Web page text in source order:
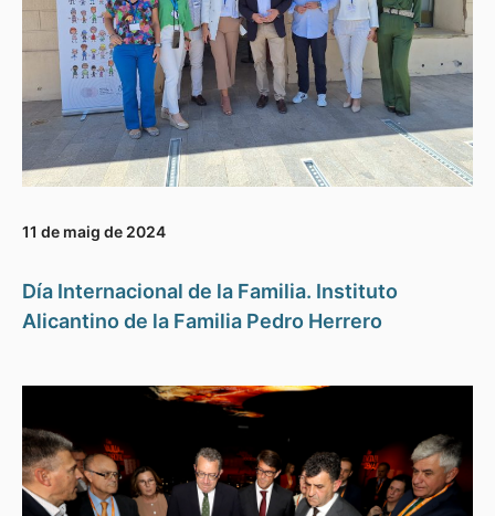
11 de maig de 2024
Día Internacional de la Familia. Instituto
Alicantino de la Familia Pedro Herrero